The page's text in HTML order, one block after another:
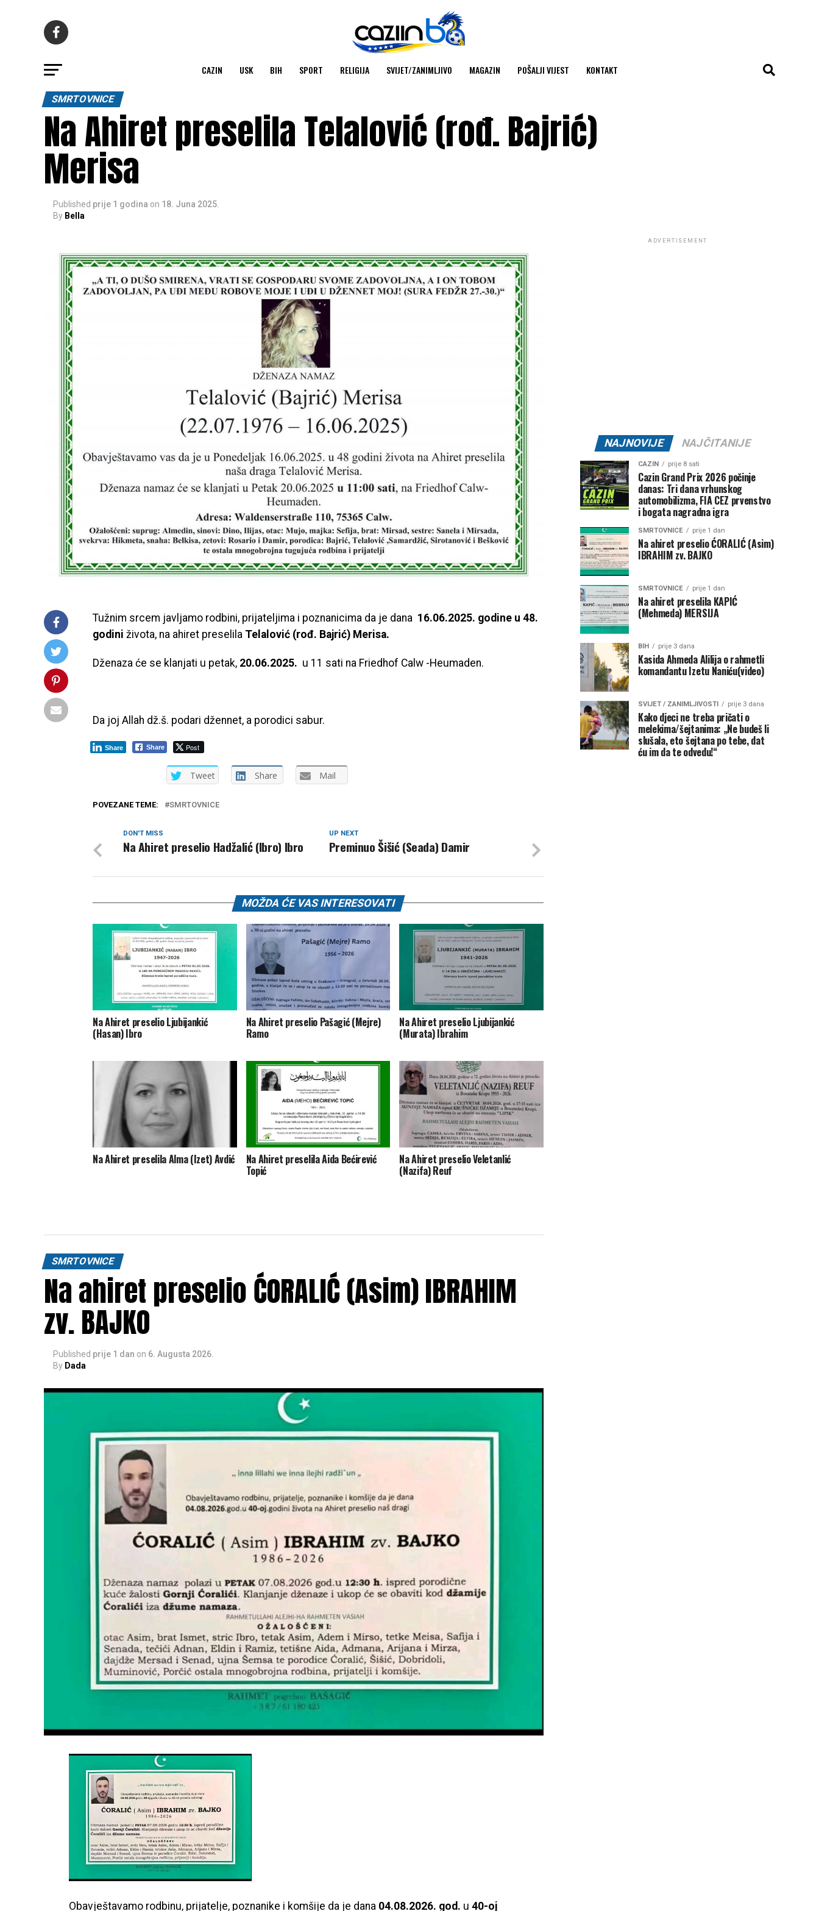
CAZIN USK BIH SPORT RELIGIJA SVIJET/ZANIMLJIVO MAGAZIN POŠALJI VIJEST KONTAKT
SMRTOVNICE
Na Ahiret preselila Telalović (rođ. Bajrić)
Merisa
Published prije 1 godina on 18. Juna 2025.
By Bella
Tužnim srcem javljamo rodbini, prijateljima i poznanicima da je dana 16.06.2025. godine u 48.
godini života, na ahiret preselila Telalović (rođ. Bajrić) Merisa.
Dženaza će se klanjati u petak, 20.06.2025. u 11 sati na Friedhof Calw -Heumaden.
Da joj Allah dž.š. podari džennet, a porodici sabur.
Share Post
Share
Tweet Share Mail
POVEZANE TEME: SMRTOVNICE
UP NEXT
Preminuo Šišić (Seada) Damir
DON'T MISS
Na Ahiret preselio Hadžalić (Ibro) Ibro
MOŽDA ĆE VAS INTERESOVATI
Na Ahiret preselio Ljubijankić
(Hasan) Ibro
Na Ahiret preselio Pašagić (Mejre)
Ramo
Na Ahiret preselio Ljubijankić
(Murata) Ibrahim
Na Ahiret preselila Alma (Izet) Avdić Na Ahiret preselila Aida Bećirević
Topić
Na Ahiret preselio Veletanlić
(Nazifa) Reuf
SMRTOVNICE
Na ahiret preselio ĆORALIĆ (Asim) IBRAHIM
zv. BAJKO
Published prije 1 dan on 6. Augusta 2026.
By Dada
Obavještavamo rodbinu, prijatelje, poznanike i komšije da je dana 04.08.2026. god. u 40-oj
ADVERTISEMENT
NAJNOVIJE NAJČITANIJE
CAZIN prije 8 sati
Cazin Grand Prix 2026 počinje
danas: Tri dana vrhunskog
automobilizma, FIA CEZ prvenstvo
i bogata nagradna igra
SMRTOVNICE prije 1 dan
Na ahiret preselio ĆORALIĆ (Asim)
IBRAHIM zv. BAJKO
SMRTOVNICE prije 1 dan
Na ahiret preselila KAPIĆ
(Mehmeda) MERSIJA
BIH prije 3 dana
Kasida Ahmeda Alilija o rahmetli
komandantu Izetu Naniću(video)
SVIJET / ZANIMLJIVOSTI prije 3 dana
Kako djeci ne treba pričati o
melekima/šejtanima: „Ne budeš li
slušala, eto šejtana po tebe, dat
ću im da te odvedu!“